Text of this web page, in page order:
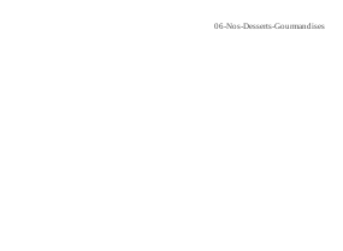
06-Nos-Desserts-Gourmandises